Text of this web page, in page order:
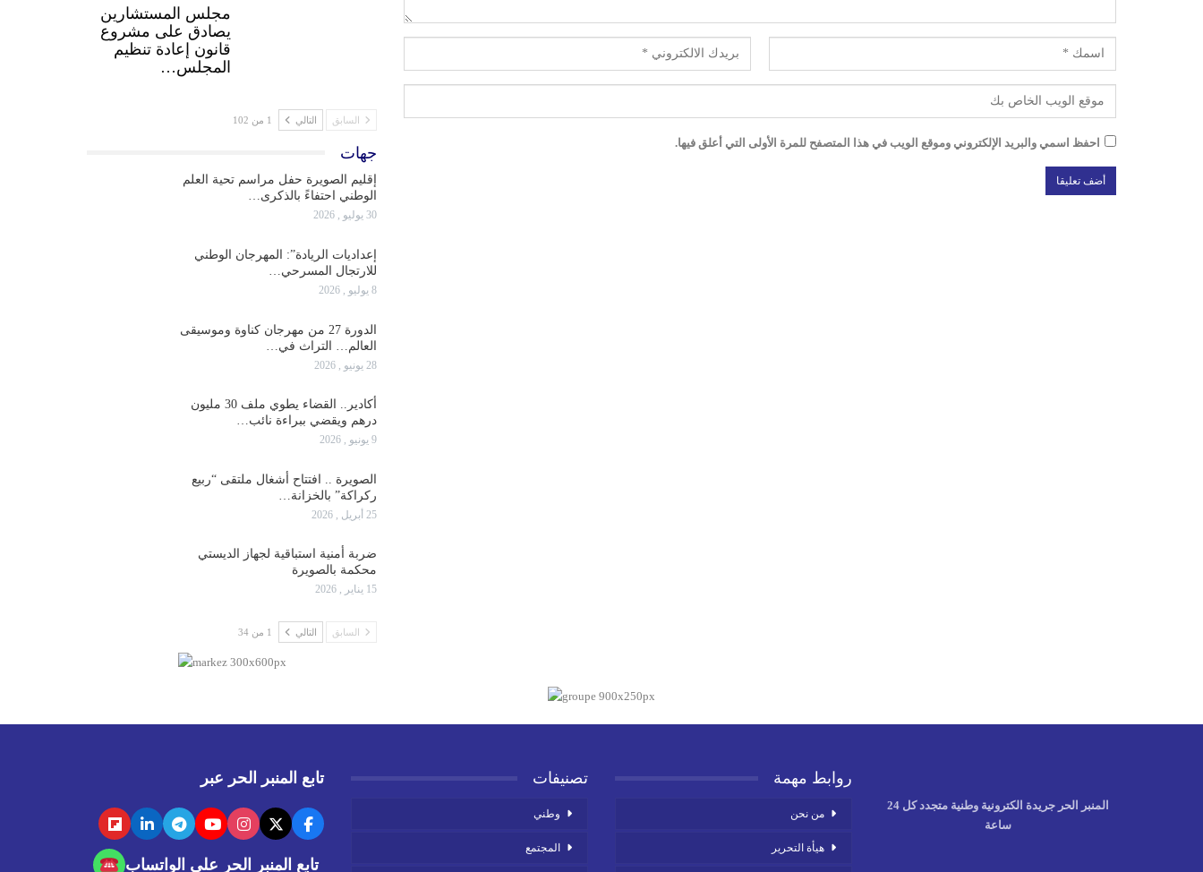
احفظ اسمي والبريد الإلكتروني وموقع الويب في هذا المتصفح للمرة الأولى التي أعلق فيها.
مجلس المستشارين
يصادق على مشروع
قانون إعادة تنظيم
المجلس…
السابق التالي 1 من 102
جهات
إقليم الصويرة حفل مراسم تحية العلم
الوطني احتفاءً بالذكرى…
30 يوليو , 2026
إعداديات الريادة”: المهرجان الوطني
للارتجال المسرحي…
8 يوليو , 2026
الدورة 27 من مهرجان كناوة وموسيقى
العالم… التراث في…
28 يونيو , 2026
أكادير.. القضاء يطوي ملف 30 مليون
درهم ويقضي ببراءة نائب…
9 يونيو , 2026
الصويرة .. افتتاح أشغال ملتقى “ربيع
ركراكة” بالخزانة…
25 أبريل , 2026
ضربة أمنية استباقية لجهاز الديستي
محكمة بالصويرة
15 يناير , 2026
السابق التالي 1 من 34
المنبر الحر جريدة الكترونية وطنية متجدد كل 24
ساعة
روابط مهمة
من نحن
هيأة التحرير
تصنيفات
وطني
المجتمع
تابع المنبر الحر عبر
تابع المنبر الحر على الواتساب